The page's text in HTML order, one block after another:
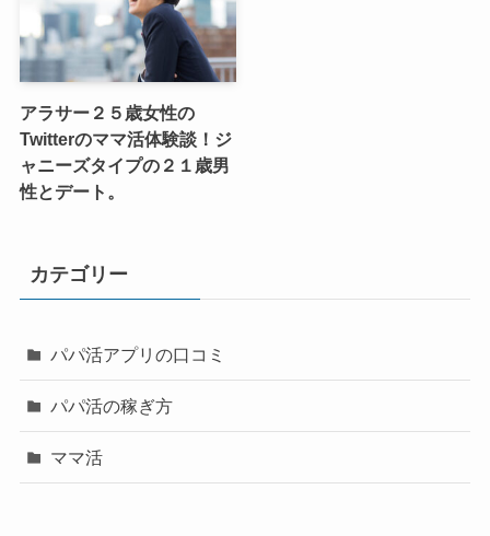
アラサー２５歳女性の
Twitterのママ活体験談！ジ
ャニーズタイプの２１歳男
性とデート。
カテゴリー
パパ活アプリの口コミ
パパ活の稼ぎ方
ママ活